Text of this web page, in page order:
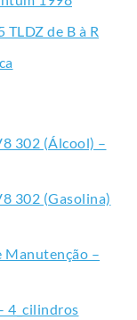
de B à R
302 (Álcool) –
302 (Gasolina)
Manutenção –
4_cilindros